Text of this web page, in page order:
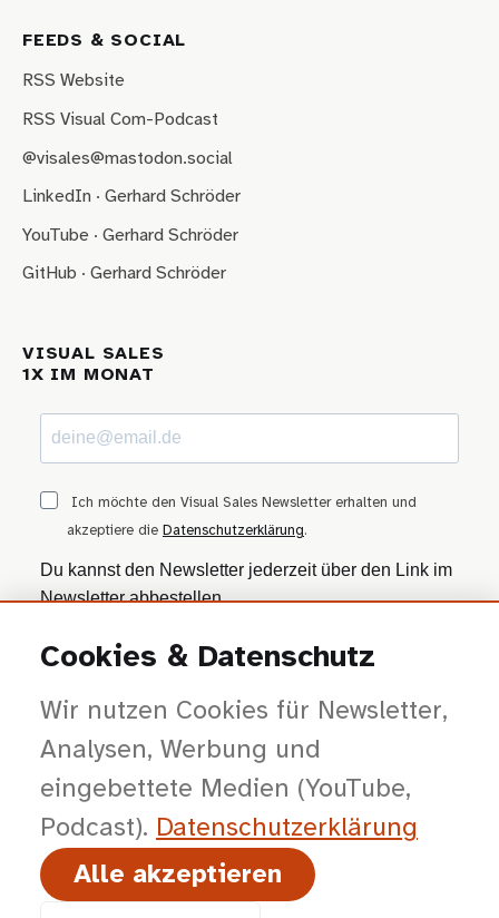
FEEDS & SOCIAL
RSS Website
RSS Visual Com-Podcast
@visales@mastodon.social
LinkedIn · Gerhard Schröder
YouTube · Gerhard Schröder
GitHub · Gerhard Schröder
VISUAL SALES
1X IM MONAT
Ich möchte den Visual Sales Newsletter erhalten und
akzeptiere die Datenschutzerklärung.
Du kannst den Newsletter jederzeit über den Link im
Newsletter abbestellen.
ANMELDEN
Wir nutzen Brevo als Marketing-Plattform. Mit dem Absenden stimmst du zu, dass
deine Daten zur Bearbeitung an Brevo übertragen werden — gemäß der
Datenschutzerklärung von Brevo.
© 2026 viSales GmbH · Bochum · Gespräche kürzer, Entscheidungen klarer,
Abschlüsse planbarer.
Cookies & Datenschutz
Wir nutzen Cookies für Newsletter,
Analysen, Werbung und
eingebettete Medien (YouTube,
Podcast). Datenschutz­erklärung
Alle akzeptieren